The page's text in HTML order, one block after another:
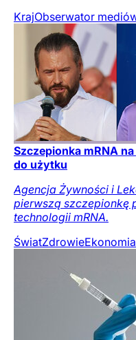
KrajObserwator
Szczepionka mRNA
do użytku
Agencja Żywności i
pierwszą szczepionkę
technologii mRNA.
ŚwiatZdrowieEkonomia